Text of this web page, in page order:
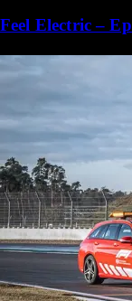
Feel Electric –